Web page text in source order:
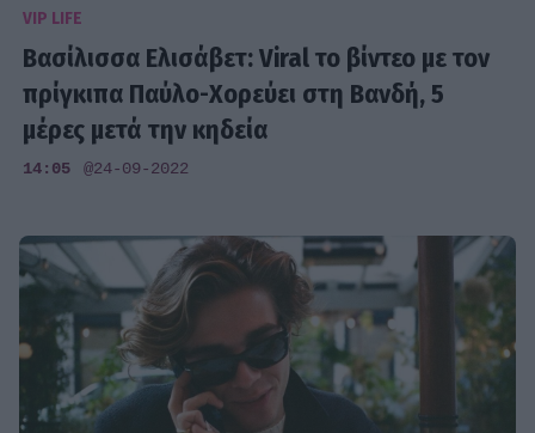
VIP LIFE
Βασίλισσα Ελισάβετ: Viral το βίντεο με τον
πρίγκιπα Παύλο-Χορεύει στη Βανδή, 5
μέρες μετά την κηδεία
14:05 @24-09-2022